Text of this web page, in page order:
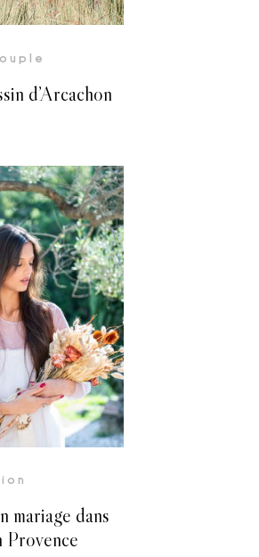
d’Arcachon
mariage dans
Provence